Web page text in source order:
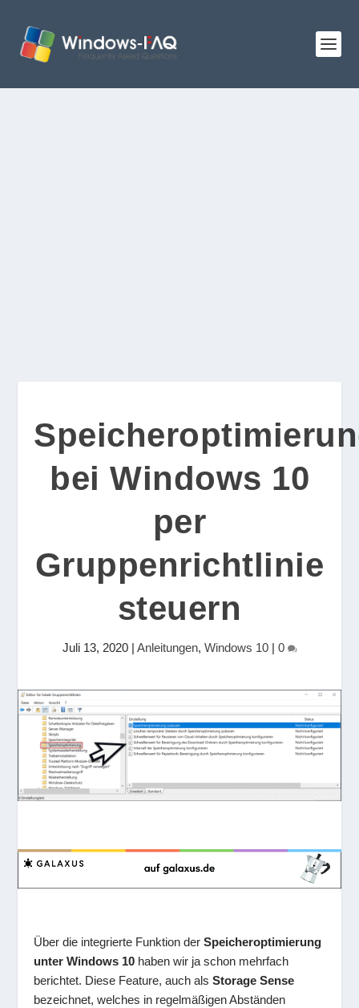
bei Windows 10
per
Gruppenrichtlinie
steuern
Juli 13, 2020| Anleitungen, Windows 10| 0
Über die integrierte Funktion derSpeicheroptimierung
unter Windows 10 haben wir ja schon mehrfach
berichtet. Diese Feature, auch alsStorage Sense
bezeichnet, welches in regelmäßigen Abständen